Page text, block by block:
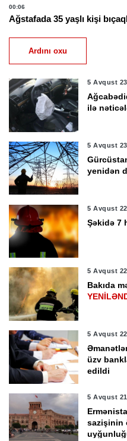
00:06
Ağstafada 35 yaşlı kişi
Ardını oxu
5 Avqust
ilə
5 Avqust
yenidən
5 Avqust
Şəkidə 7
5 Avqust
Bakıda
5 Avqust
üzv
edildi
5 Avqust
sazişinin